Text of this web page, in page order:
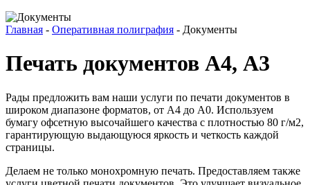
Главная - Оперативная полиграфия - Документы
Печать документов А4, А3
Рады предложить вам наши услуги по печати документов в
широком диапазоне форматов, от A4 до A0. Используем
бумагу офсетную высочайшего качества с плотностью 80 г/м2,
гарантирующую выдающуюся яркость и четкость каждой
страницы.
Делаем не только монохромную печать. Предоставляем также